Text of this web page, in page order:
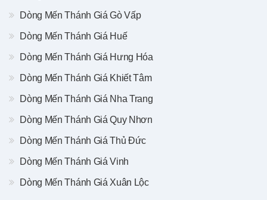
Dòng Mến Thánh Giá Gò Vấp
Dòng Mến Thánh Giá Huế
Dòng Mến Thánh Giá Hưng Hóa
Dòng Mến Thánh Giá Khiết Tâm
Dòng Mến Thánh Giá Nha Trang
Dòng Mến Thánh Giá Quy Nhơn
Dòng Mến Thánh Giá Thủ Đức
Dòng Mến Thánh Giá Vinh
Dòng Mến Thánh Giá Xuân Lộc